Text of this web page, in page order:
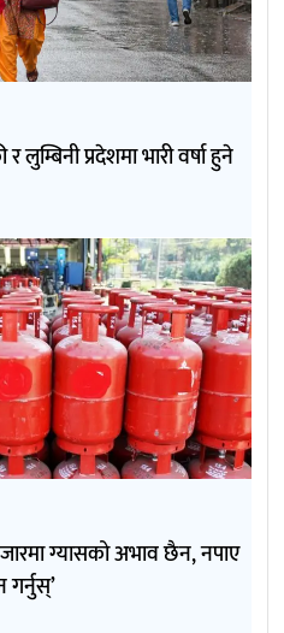
प्रदेशमा भारी वर्षा हुने
ग्यासको अभाव छैन, नपाए
गर्नुस्’